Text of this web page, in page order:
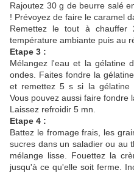
Rajoutez 30 g de beurre salé
! Prévoyez de faire le caramel
Remettez le tout à
température ambiante puis au
Etape 3 :
Mélangez l'eau et la gélatine
ondes. Faites fondre la
et remettez 5 s si la gélatine
Vous pouvez aussi faire fondre
Laissez refroidir 5 mn.
Etape 4 :
Battez le fromage frais, les
sucres dans un saladier ou au
mélange lisse. Fouettez la
jusqu'à ce qu'elle soit ferme.